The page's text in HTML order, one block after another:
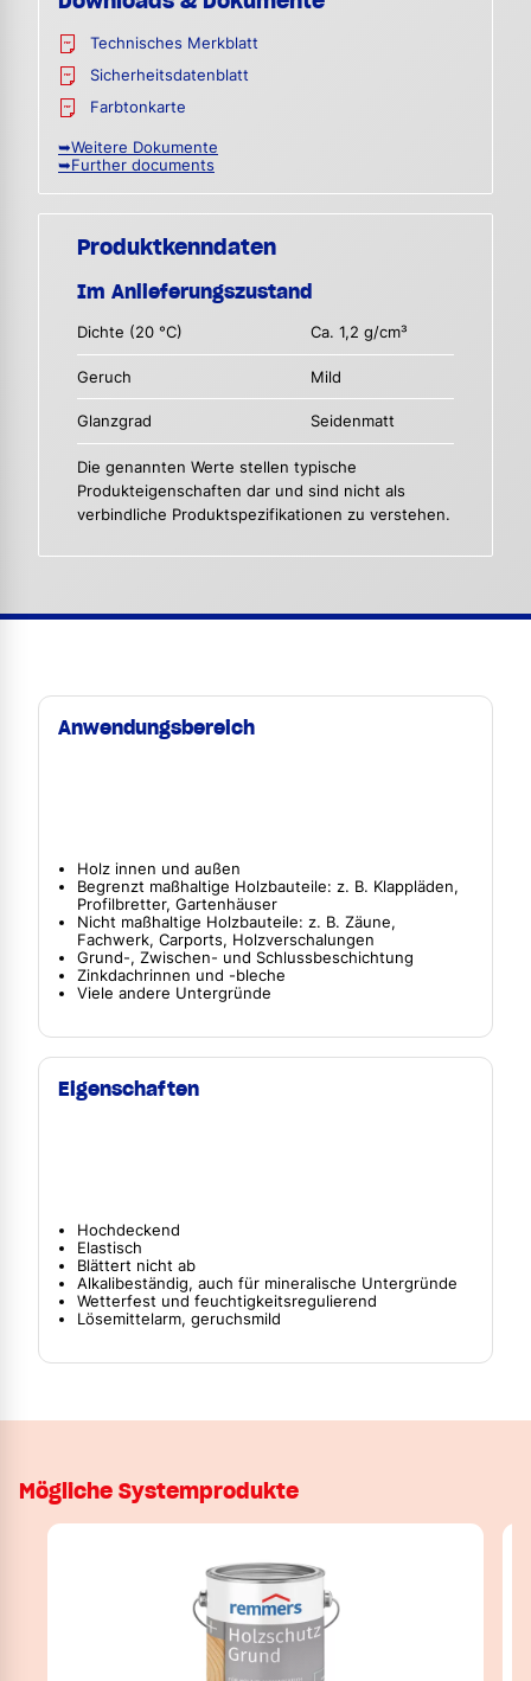
Technisches Merkblatt
Sicherheitsdatenblatt
Farbtonkarte
➥Weitere Dokumente
➥Further documents
Produktkenndaten
Im Anlieferungszustand
Dichte (20 °C) Ca. 1,2 g/cm³
Geruch Mild
Glanzgrad Seidenmatt
Die genannten Werte stellen typische
Produkteigenschaften dar und sind nicht als
verbindliche Produktspezifikationen zu verstehen.
Anwendungsbereich
Holz innen und außen
Begrenzt maßhaltige Holzbauteile: z. B. Klappläden,
Profilbretter, Gartenhäuser
Nicht maßhaltige Holzbauteile: z. B. Zäune,
Fachwerk, Carports, Holzverschalungen
Grund-, Zwischen- und Schlussbeschichtung
Zinkdachrinnen und -bleche
Viele andere Untergründe
Eigenschaften
Hochdeckend
Elastisch
Blättert nicht ab
Alkalibeständig, auch für mineralische Untergründe
Wetterfest und feuchtigkeitsregulierend
Lösemittelarm, geruchsmild
Mögliche Systemprodukte